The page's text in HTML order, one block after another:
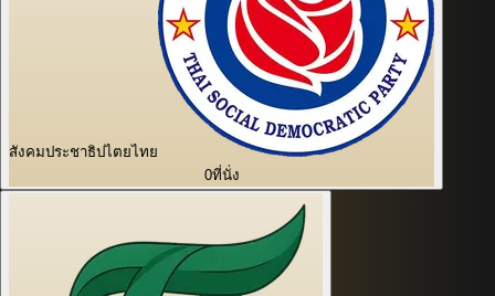
สังคมประชาธิปไตยไทย
0ที่นั่ง